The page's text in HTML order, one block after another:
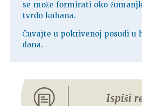
se može formirati oko
tvrdo kuhana.
Čuvajte u pokrivenoj posudi u
dana.
Ispiši